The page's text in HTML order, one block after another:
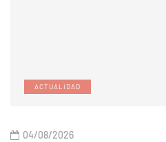
ACTUALIDAD
04/08/2026